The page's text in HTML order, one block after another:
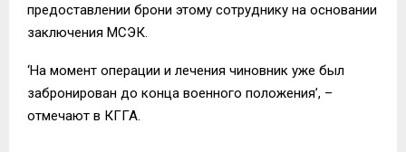
предоставлении брони этому сотруднику на основании
заключения МСЭК.
‘На момент операции и лечения чиновник уже был
забронирован до конца военного положения’, –
отмечают в КГГА.